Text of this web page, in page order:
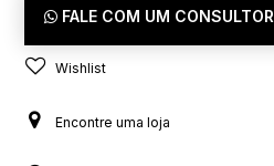
FALE COM UM CONSULTOR
Wishlist
Encontre uma loja